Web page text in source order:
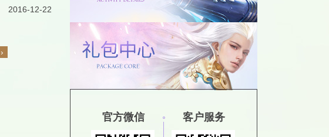
2016-12-22
›
官方微信 客户服务